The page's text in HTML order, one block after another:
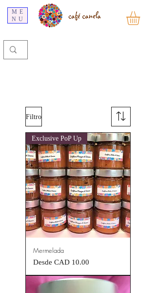
ME
NU
Filtro
Exclusive PoP Up
Mermelada
Desde CAD 10.00
Precio de oferta